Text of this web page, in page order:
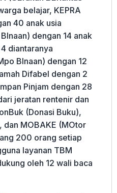
belajar, KEPRA
40 anak usia
dengan 14 anak
diantaranya
BInaan) dengan 12
Difabel dengan 2
Pinjam dengan 28
jeratan rentenir dan
(Donasi Buku),
dan MOBAKE (MOtor
200 orang setiap
layanan TBM
oleh 12 wali baca